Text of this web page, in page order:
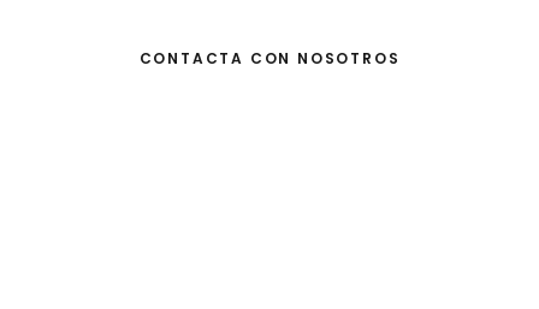
CONTACTA CON NOSOTROS